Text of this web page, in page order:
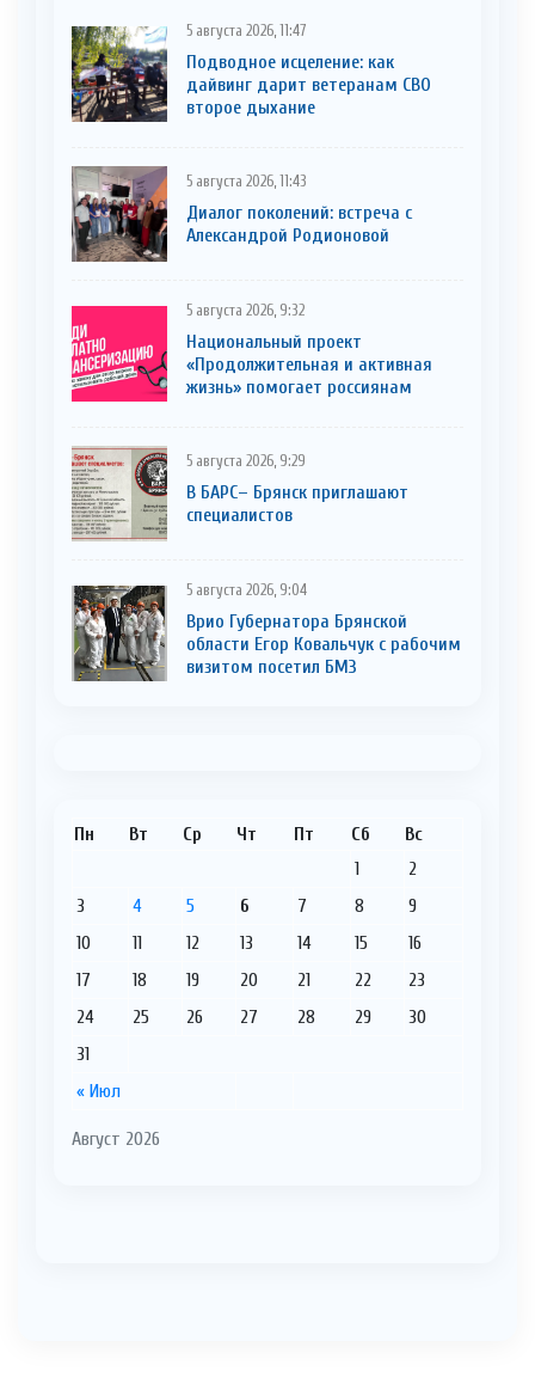
5 августа 2026, 11:47
Подводное исцеление: как
дайвинг дарит ветеранам СВО
второе дыхание
5 августа 2026, 11:43
Диалог поколений: встреча с
Александрой Родионовой
5 августа 2026, 9:32
Национальный проект
«Продолжительная и активная
жизнь» помогает россиянам
5 августа 2026, 9:29
В БАРС– Брянcк приглaшают
cпециaлистoв
5 августа 2026, 9:04
Врио Губернатора Брянской
области Егор Ковальчук с рабочим
визитом посетил БМЗ
Август 2026
Пн Вт Ср Чт Пт Сб Вс
« Июл
1
2
3
4 5 6 7 8
9
10
11 12 13 14 15
16
17
18 19 20 21 22
23
24
25 26 27 28 29
30
31